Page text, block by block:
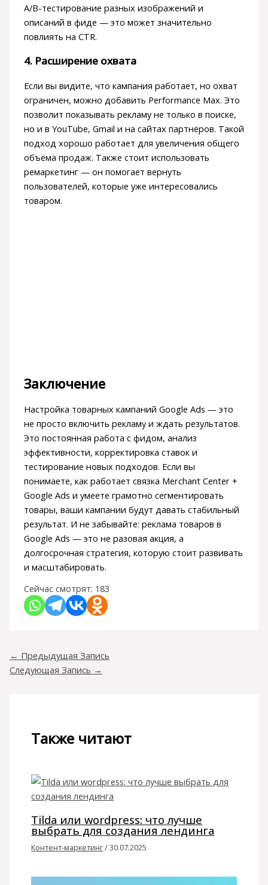
A/B-тестирование разных изображений и
описаний в фиде — это может значительно
повлиять на CTR.
4. Расширение охвата
Если вы видите, что кампания работает, но охват
ограничен, можно добавить Performance Max. Это
позволит показывать рекламу не только в поиске,
но и в YouTube, Gmail и на сайтах партнёров. Такой
подход хорошо работает для увеличения общего
объёма продаж. Также стоит использовать
ремаркетинг — он помогает вернуть
пользователей, которые уже интересовались
товаром.
Заключение
Настройка товарных кампаний Google Ads — это
не просто включить рекламу и ждать результатов.
Это постоянная работа с фидом, анализ
эффективности, корректировка ставок и
тестирование новых подходов. Если вы
понимаете, как работает связка Merchant Center +
Google Ads и умеете грамотно сегментировать
товары, ваши кампании будут давать стабильный
результат. И не забывайте: реклама товаров в
Google Ads — это не разовая акция, а
долгосрочная стратегия, которую стоит развивать
и масштабировать.
Сейчас смотрят: 183
← Предыдущая Запись
Следующая Запись →
Также читают
Tilda или wordpress: что лучше
выбрать для создания лендинга
Контент-маркетинг/30.07.2025